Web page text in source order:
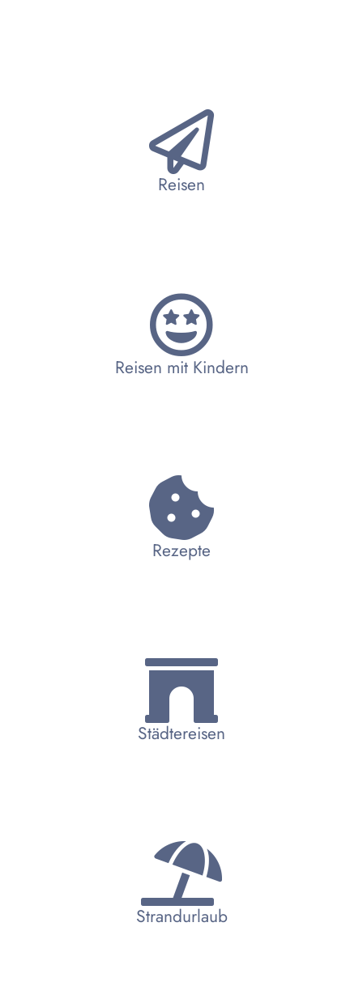
Reisen
Reisen mit Kindern
Rezepte
Städtereisen
Strandurlaub